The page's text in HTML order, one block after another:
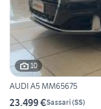
10
AUDI A5 MM65675
23.499 €Sassari(SS)